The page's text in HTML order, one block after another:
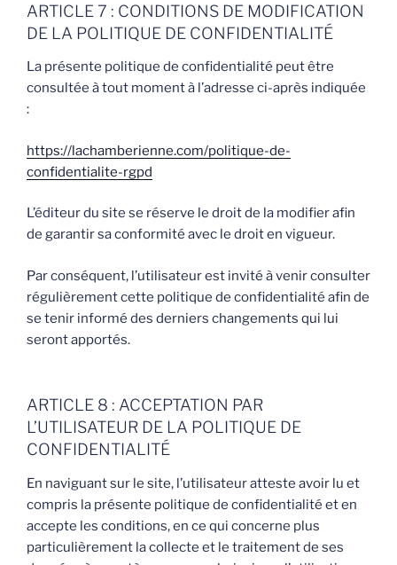
ARTICLE 7 : CONDITIONS DE MODIFICATION
DE LA POLITIQUE DE CONFIDENTIALITÉ
La présente politique de confidentialité peut être
consultée à tout moment à l’adresse ci-après indiquée
:
https://lachamberienne.com/politique-de-
confidentialite-rgpd
L’éditeur du site se réserve le droit de la modifier afin
de garantir sa conformité avec le droit en vigueur.
Par conséquent, l’utilisateur est invité à venir consulter
régulièrement cette politique de confidentialité afin de
se tenir informé des derniers changements qui lui
seront apportés.
ARTICLE 8 : ACCEPTATION PAR
L’UTILISATEUR DE LA POLITIQUE DE
CONFIDENTIALITÉ
En naviguant sur le site, l’utilisateur atteste avoir lu et
compris la présente politique de confidentialité et en
accepte les conditions, en ce qui concerne plus
particulièrement la collecte et le traitement de ses